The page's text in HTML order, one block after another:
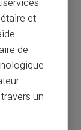
dans
suit
fournir ces
toute
la liste
de
et
de
un